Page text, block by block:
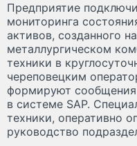
Предприятие
мониторинга
активов, созданного
металлургическом
техники в
череповецким
формируют
в системе SAP.
техники, оперативно
руководство